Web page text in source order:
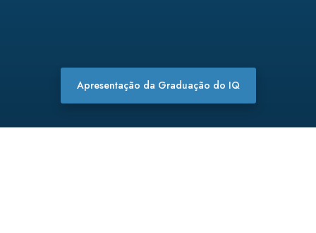
Apresentação da Graduação do IQ